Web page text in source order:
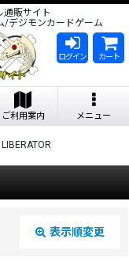
通販サイト
/デジモンカードゲーム
ログイン カート
ご利用案内 メニュー
表示順変更